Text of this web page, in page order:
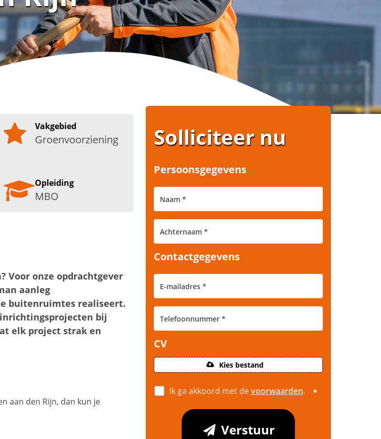
Vakgebied
Groenvoorziening
Opleiding
MBO
Voor onze opdrachtgever
aanleg
buitenruimtes realiseert.
bij
elk project strak en
aan den Rijn, dan kun je
Solliciteer nu
Persoonsgegevens
Contactgegevens
CV
Kies bestand
Ik ga akkoord met devoorwaarden.
Verstuur